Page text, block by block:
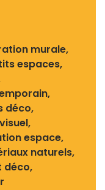
murale
espaces
déco
espace
naturels
déco